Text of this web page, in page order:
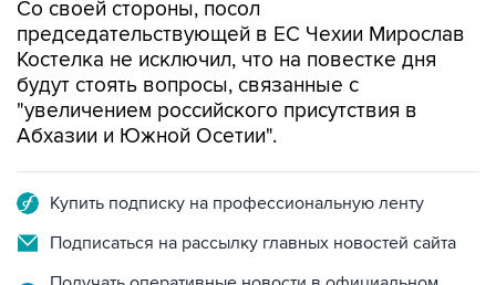
Костелка не исключил, что на повестке дня
будут стоять вопросы, связанные с
"увеличением российского присутствия в
Абхазии и Южной Осетии".
Подписаться на рассылку главных новостей сайта
Получать оперативные новости в официальном